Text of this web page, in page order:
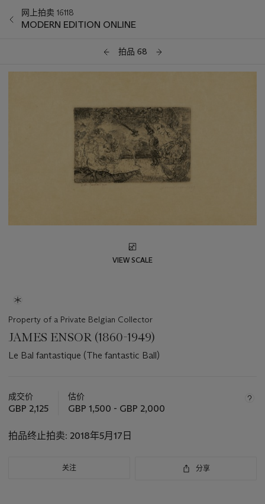
网上拍卖 16118
MODERN EDITION ONLINE
拍品 68
VIEW SCALE
Property of a Private Belgian Collector
JAMES ENSOR (1860-1949)
Le Bal fantastique (The fantastic Ball)
于
此
品
成交价
GBP 2,125
估价
GBP 1,500 - GBP 2,000
拍品终止拍卖: 2018年5月17日
关注 分享